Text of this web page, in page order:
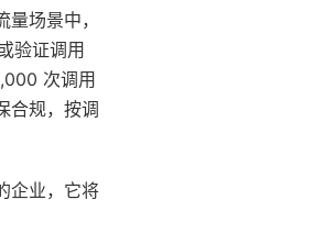
场景中，
验证调用
次调用
合规，按调
企业，它将